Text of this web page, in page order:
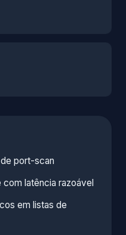
port-scan
latência razoável
em listas de